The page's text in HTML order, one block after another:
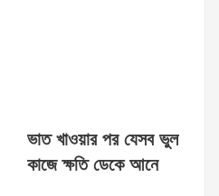
ভাত খাওয়ার পর যেসব ভুল
কাজে ক্ষতি ডেকে আনে